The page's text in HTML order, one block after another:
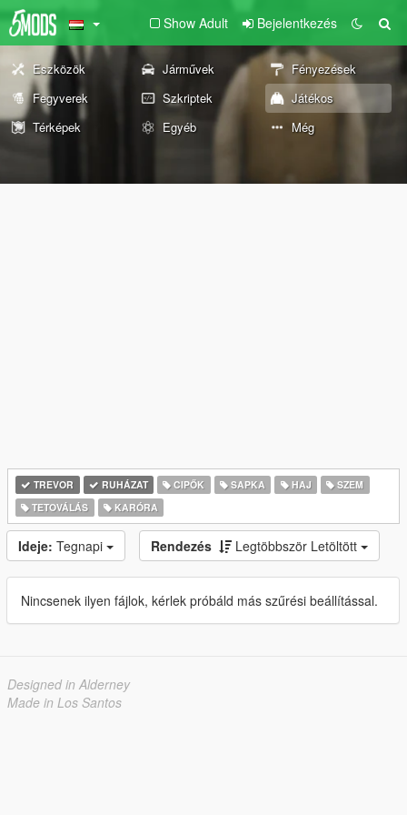
Show Adult Bejelentkezés
Eszközök Járművek
Fényezések
Fegyverek
Szkriptek
Játékos
Térképek
Egyéb Még
TREVOR RUHÁZAT CIPŐK SAPKA HAJ
SZEM
TETOVÁLÁS
KARÓRA
Ideje: Tegnapi Rendezés Legtöbbször Letöltött
Nincsenek ilyen fájlok, kérlek próbáld más szűrési beállítással.
Designed in Alderney
Made in Los Santos